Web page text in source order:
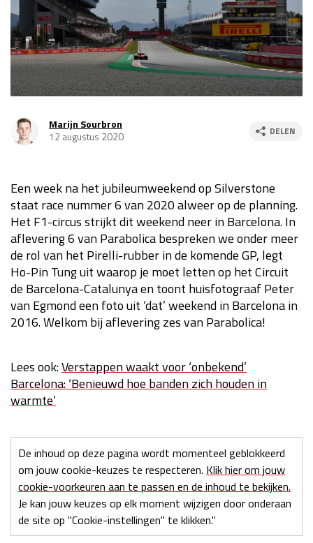
Race
za 13:00 - 15:00
GP VERENIGDE STATEN 2026 23 - 25 okt
Kwalificatie
za 23:00 - 00:00
GP MEXICO 2026 30 okt - 01 nov
Kwalificatie
za 22:00 - 23:00
Race
zo 21:00 - 23:00
GP SÃO PAULO 2026
Kwalificatie
za 19:00 - 20:00
Race
zo 18:00 - 20:00
LAS VEGAS GRAND PRIX 2026 20 - 22 nov
Kwalificatie
za 05:00 - 06:00
Race
zo 05:00 - 07:00
GP QATAR 2026 27 - 29 nov
Kwalificatie
za 19:00 - 20:00
Kwalificatie
Marijn Sourbron
12 augustus 2020
DELEN
Een week na het jubileumweekend op Silverstone
staat race nummer 6 van 2020 alweer op de planning.
Het F1-circus strijkt dit weekend neer in Barcelona. In
aflevering 6 van Parabolica bespreken we onder meer
de rol van het Pirelli-rubber in de komende GP, legt
Ho-Pin Tung uit waarop je moet letten op het Circuit
de Barcelona-Catalunya en toont huisfotograaf Peter
van Egmond een foto uit ‘dat’ weekend in Barcelona in
2016. Welkom bij aflevering zes van Parabolica!
Lees ook:Verstappen waakt voor ‘onbekend’
Barcelona: ‘Benieuwd hoe banden zich houden in
warmte’
De inhoud op deze pagina wordt momenteel geblokkeerd
om jouw cookie-keuzes te respecteren. Klik hier om jouw
cookie-voorkeuren aan te passen en de inhoud te bekijken.
Je kan jouw keuzes op elk moment wijzigen door onderaan
de site op "Cookie-instellingen" te klikken."